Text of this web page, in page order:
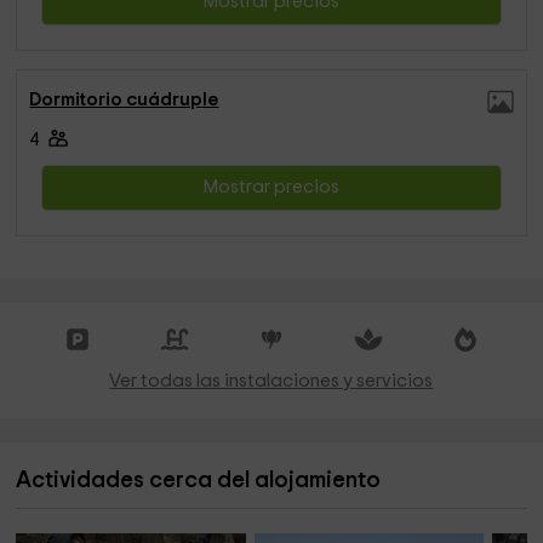
Dormitorio cuádruple
4
Mostrar precios
Ver todas las instalaciones y servicios
Actividades cerca del alojamiento